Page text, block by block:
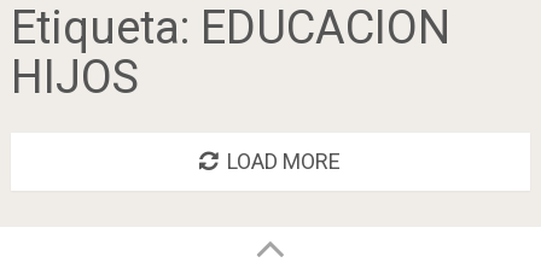
Etiqueta: EDUCACION
HIJOS
LOAD MORE